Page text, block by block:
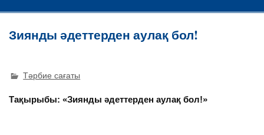
Зиянды әдеттерден аулақ бол!
Тәрбие сағаты
Тақырыбы: «Зиянды әдеттерден аулақ бол!»